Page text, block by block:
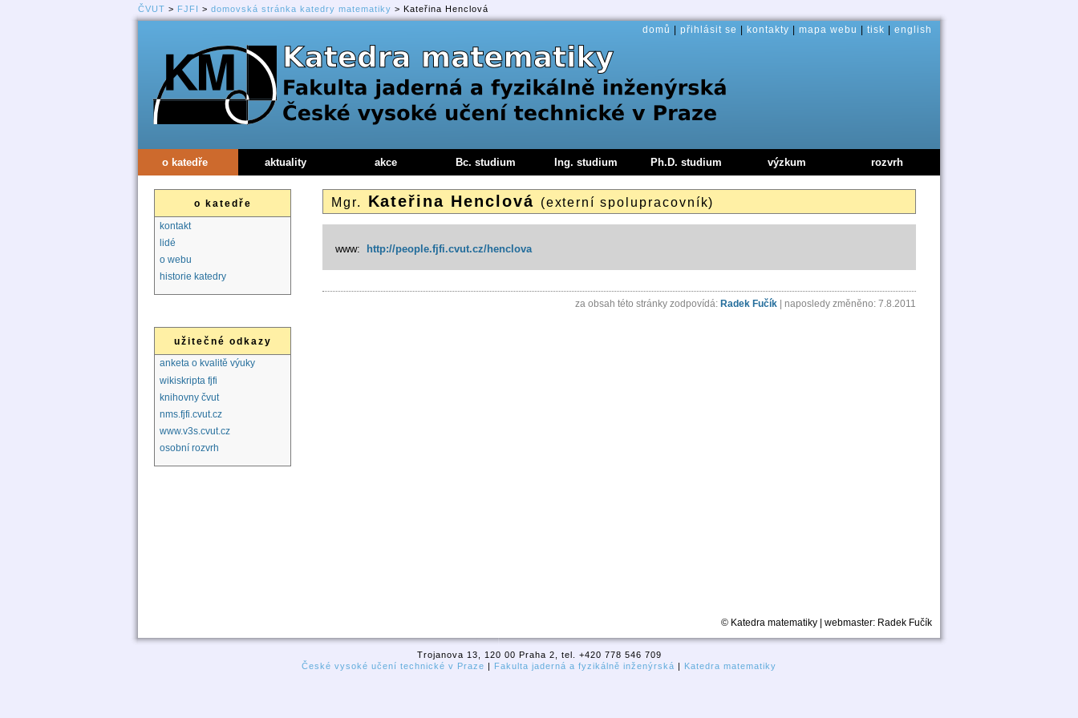
ČVUT > FJFI > domovská stránka katedry matematiky > Kateřina Henclová
Mgr. Kateřina Henclová (externí spolupracovník)
www: http://people.fjfi.cvut.cz/henclova
za obsah této stránky zodpovídá: Radek Fučík | naposledy změněno: 7.8.2011
domů přihlásit se kontakty mapa webu tisk english
o katedře aktuality akce Bc. studium Ing. studium Ph.D. studium výzkum rozvrh
o katedře
kontakt
lidé
o webu
historie katedry
užitečné odkazy
anketa o kvalitě výuky
wikiskripta fjfi
knihovny čvut
nms.fjfi.cvut.cz
www.v3s.cvut.cz
osobní rozvrh
© Katedra matematiky | webmaster: Radek Fučík
Trojanova 13, 120 00 Praha 2, tel. +420 778 546 709
České vysoké učení technické v Praze | Fakulta jaderná a fyzikálně inženýrská | Katedra matematiky